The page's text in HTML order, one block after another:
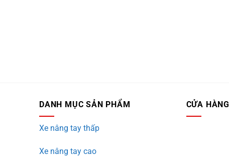
DANH MỤC SẢN PHẨM
Xe nâng tay thấp
Xe nâng tay cao
CỬA HÀNG